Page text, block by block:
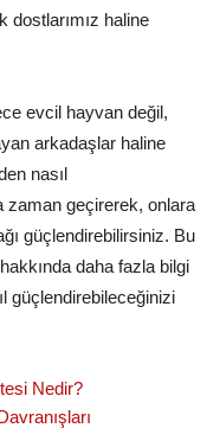
dostlarımız haline
evcil hayvan değil,
arkadaşlar haline
nasıl
zaman geçirerek, onlara
güçlendirebilirsiniz. Bu
daha fazla bilgi
güçlendirebileceğinizi
Nedir?